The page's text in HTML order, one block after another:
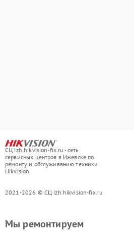
СЦ izh.hikvision-fix.ru - сеть
сервисных центров в Ижевске по
ремонту и обслуживанию техники
Hikvision
2021-2026 © СЦ izh.hikvision-fix.ru
Мы ремонтируем